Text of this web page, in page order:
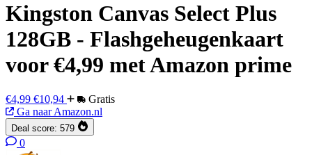
Kingston Canvas Select Plus
128GB - Flashgeheugenkaart
voor €4,99 met Amazon prime
€4,99 €10,94
Gratis
Ga naar Amazon.nl
Deal score: 579
0